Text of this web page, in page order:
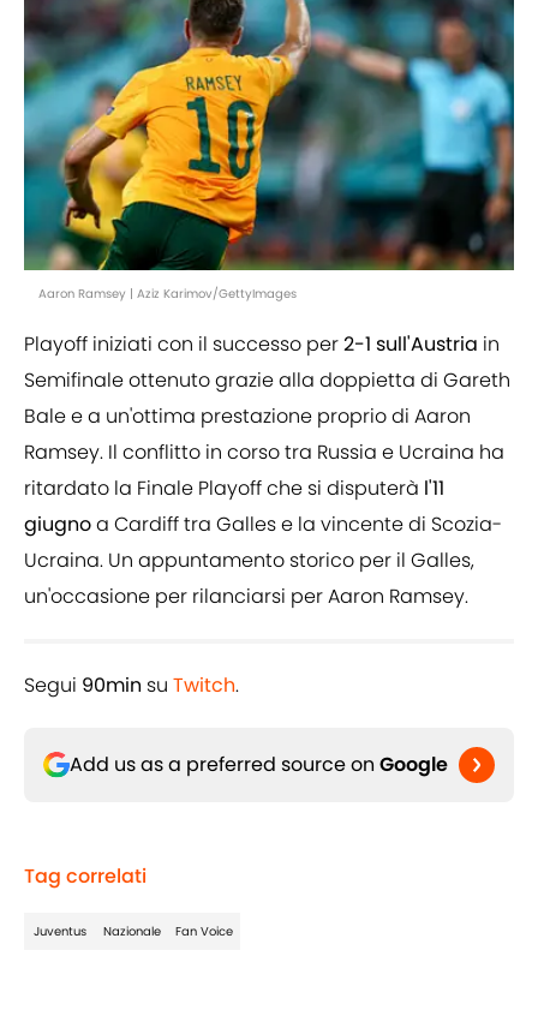
Aaron Ramsey | Aziz Karimov/GettyImages
Playoff iniziati con il successo per2-1 sull'Austria in
Semifinale ottenuto grazie alla doppietta di Gareth
Bale e a un'ottima prestazione proprio di Aaron
Ramsey. Il conflitto in corso tra Russia e Ucraina ha
ritardato la Finale Playoff che si disputerà l'11
giugnoa Cardiff tra Galles e la vincente di Scozia-
Ucraina. Un appuntamento storico per il Galles,
un'occasione per rilanciarsi per Aaron Ramsey.
Segui 90min su Twitch.
Add us as a preferred source on Google
Tag correlati
Juventus Nazionale Fan Voice